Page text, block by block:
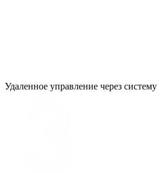
Удаленное управление через систему